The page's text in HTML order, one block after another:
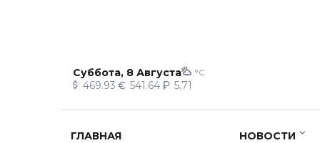
Суббота, 8 Августа °C
469.93 541.64 5.71
ГЛАВНАЯ НОВОСТИ